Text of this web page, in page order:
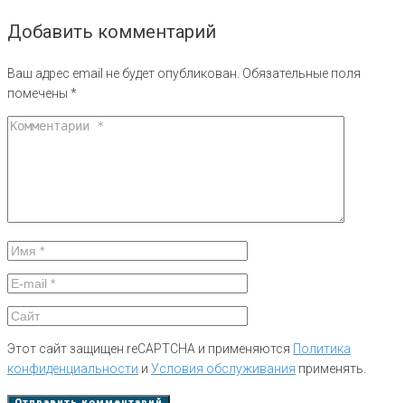
Добавить комментарий
Ваш адрес email не будет опубликован. Обязательные поля
помечены *
Этот сайт защищен reCAPTCHA и применяются Политика
конфиденциальности и Условия обслуживания применять.